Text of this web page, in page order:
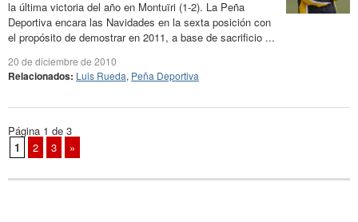
la última victoria del año en Montuïri (1-2). La Peña
Deportiva encara las Navidades en la sexta posición con
el propósito de demostrar en 2011, a base de sacrificio ...
20 de diciembre de 2010
Relacionados: Luis Rueda, Peña Deportiva
Página 1 de 3
1
2 3 »